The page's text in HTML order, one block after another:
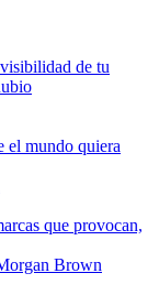
de tu
el mundo quiera
que provocan,
Brown